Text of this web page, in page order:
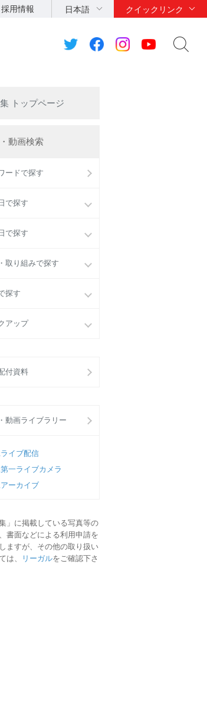
採用情報 日本語 クイックリンク
トップページ
動画検索
ードで探す
で探す
で探す
取り組みで探す
探す
アップ
付資料
動画ライブラリー
イブ配信
一ライブカメラ
ーカイブ
集」に掲載している写真等の
書面などによる利用申請を
ますが、その他の取り扱い
は、
リーガルをご確認下さ